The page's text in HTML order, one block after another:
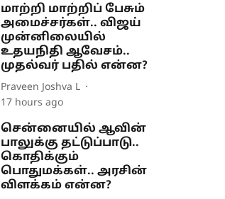
மாற்றி மாற்றிப் பேசும்
அமைச்சர்கள்.. விஜய்
முன்னிலையில்
உதயநிதி ஆவேசம்..
முதல்வர் பதில் என்ன?
Praveen Joshva L
17 hours ago
சென்னையில் ஆவின்
பாலுக்கு தட்டுப்பாடு..
கொதிக்கும்
பொதுமக்கள்.. அரசின்
விளக்கம் என்ன?